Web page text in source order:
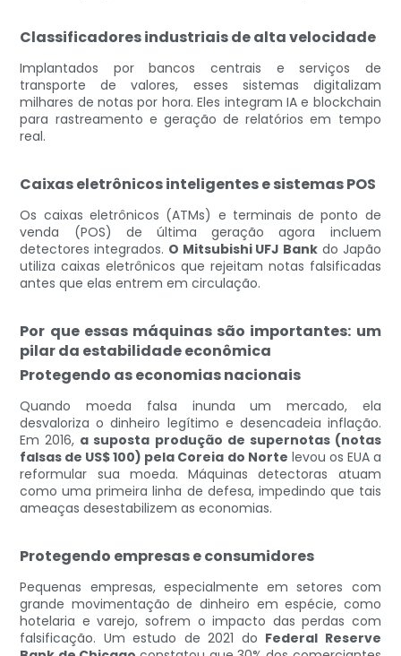
Classificadores industriais de alta velocidade
Implantados por bancos centrais e serviços de
transporte de valores, esses sistemas digitalizam
milhares de notas por hora. Eles integram IA e blockchain
para rastreamento e geração de relatórios em tempo
real.
Caixas eletrônicos inteligentes e sistemas POS
Os caixas eletrônicos (ATMs) e terminais de ponto de
venda (POS) de última geração agora incluem
detectores integrados. O Mitsubishi UFJ Bank do Japão
utiliza caixas eletrônicos que rejeitam notas falsificadas
antes que elas entrem em circulação.
Por que essas máquinas são importantes: um
pilar da estabilidade econômica
Protegendo as economias nacionais
Quando moeda falsa inunda um mercado, ela
desvaloriza o dinheiro legítimo e desencadeia inflação.
Em 2016, a suposta produção de supernotas (notas
falsas de US$ 100) pela Coreia do Norte levou os EUA a
reformular sua moeda. Máquinas detectoras atuam
como uma primeira linha de defesa, impedindo que tais
ameaças desestabilizem as economias.
Protegendo empresas e consumidores
Pequenas empresas, especialmente em setores com
grande movimentação de dinheiro em espécie, como
hotelaria e varejo, sofrem o impacto das perdas com
falsificação. Um estudo de 2021 do Federal Reserve